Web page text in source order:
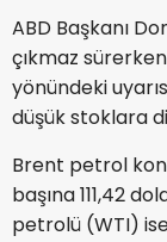
ABD Başkanı
çıkmaz
yönündeki
düşük stoklara
Brent petrol
başına 111,42
petrolü (WTI)